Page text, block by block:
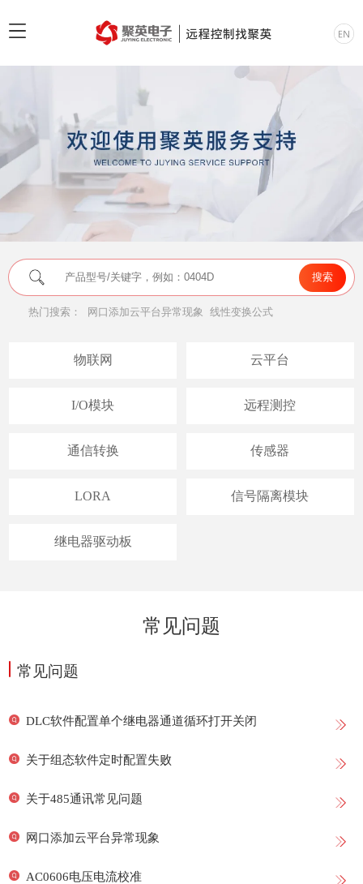
热门搜索： 网口添加云平台异常现象 线性变换公式
物联网 云平台
I/O模块 远程测控
通信转换 传感器
LORA 信号隔离模块
继电器驱动板
常见问题
常见问题
DLC软件配置单个继电器通道循环打开关闭
关于组态软件定时配置失败
关于485通讯常见问题
网口添加云平台异常现象
AC0606电压电流校准